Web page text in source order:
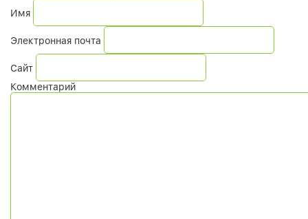
Имя
Электронная почта
Сайт
Комментарий